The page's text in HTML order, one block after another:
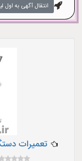
انتقال آگهی به اول
تعمیرات